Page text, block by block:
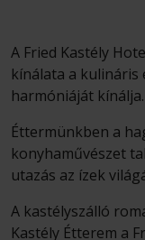
A Fried Kastély
kínálata a kulináris
harmóniáját kínálja.
Éttermünkben a
konyhaművészet
utazás az ízek
A kastélyszálló
Kastély Étterem a